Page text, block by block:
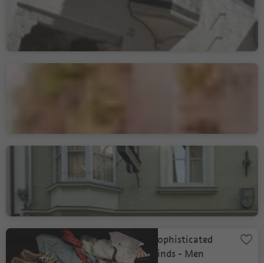
Siebenförcher G.
Peer Pharmacy
OEHLER Sophisticated
Fashion Minds - Men